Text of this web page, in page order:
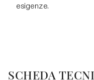
esigenze.
SCHEDA